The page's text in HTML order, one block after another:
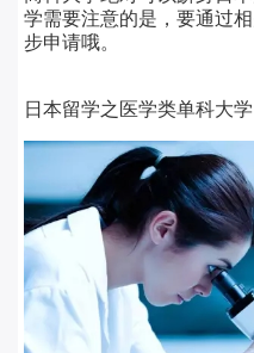
学需要注意的是，要通过
步申请哦。
日本留学之医学类单科大学